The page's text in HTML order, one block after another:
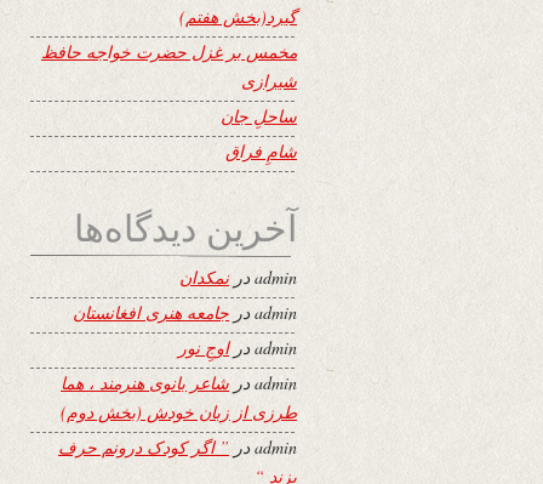
گیرد(بخش هفتم)
مخمس بر غزل حضرت خواجه حافظ
شیرازی
ساحلِ جان
شامِ فراق
آخرین دیدگاه‌ها
adminدرنمکدان
adminدر جامعه هنری افغانستان
adminدراوجِ نور
adminدر شاعر بانوی هنرمند ، هما
طرزی از زبان خودش (بخش دوم)
adminدر ” اگر کودک درونم حرف
بزند “